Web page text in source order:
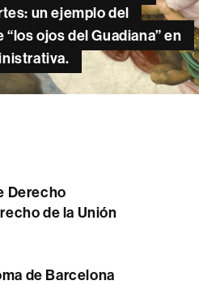
un ejemplo del
ojos del Guadiana” en
Derecho
de la Unión
de Barcelona